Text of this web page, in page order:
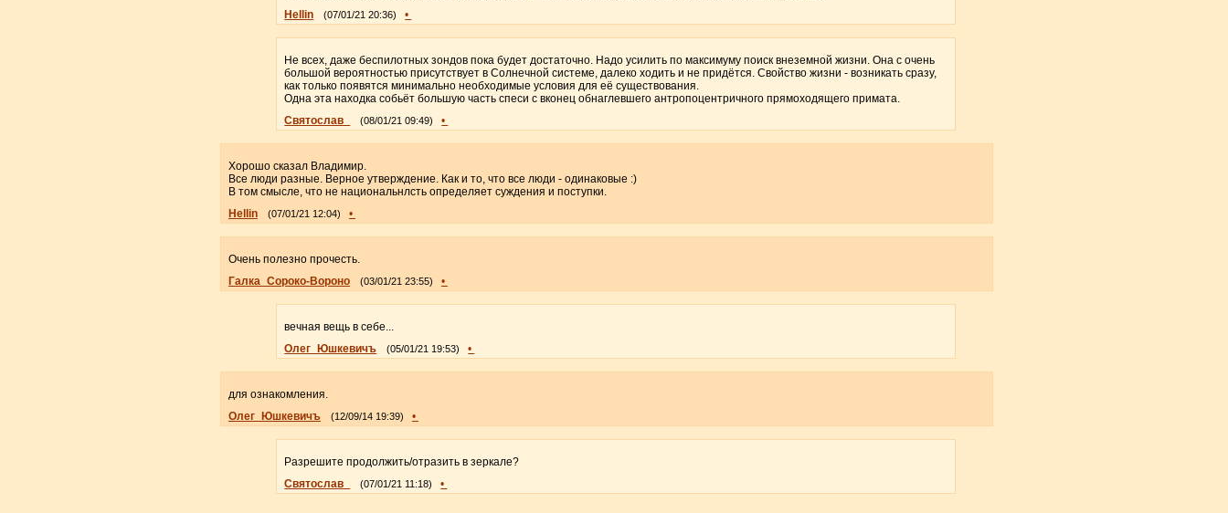
Hellin
(07/01/21 20:36) •
Не всех, даже беспилотных зондов пока будет достаточно. Надо усилить по максимуму поиск внеземной жизни. Она с очень
большой вероятностью присутствует в Солнечной системе, далеко ходить и не придётся. Свойство жизни - возникать сразу,
как только появятся минимально необходимые условия для её существования.
Одна эта находка собьёт большую часть спеси с вконец обнаглевшего антропоцентричного прямоходящего примата.
Святослав_
(08/01/21 09:49) •
Хорошо сказал Владимир.
Все люди разные. Верное утверждение. Как и то, что все люди - одинаковые :)
В том смысле, что не национальнлсть определяет суждения и поступки.
Hellin
(07/01/21 12:04) •
Очень полезно прочесть.
Галка_Сороко-Вороно
(03/01/21 23:55) •
вечная вещь в себе...
Олег_Юшкевичъ
(05/01/21 19:53) •
для ознакомления.
Олег_Юшкевичъ
(12/09/14 19:39) •
Разрешите продолжить/отразить в зеркале?
Святослав_
(07/01/21 11:18) •